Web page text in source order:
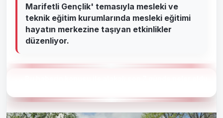
Marifetli Gençlik' temasıyla mesleki ve
teknik eğitim kurumlarında mesleki eğitimi
hayatın merkezine taşıyan etkinlikler
düzenliyor.